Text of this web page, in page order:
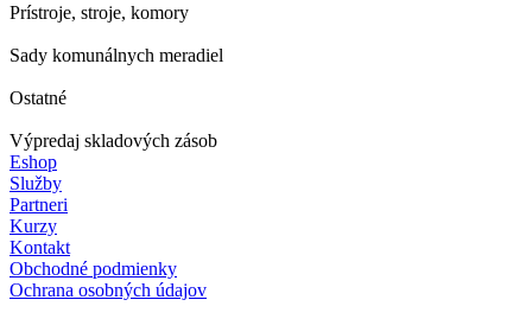
Prístroje, stroje, komory
Sady komunálnych meradiel
Ostatné
Výpredaj skladových zásob
Eshop
Služby
Partneri
Kurzy
Kontakt
Obchodné podmienky
Ochrana osobných údajov